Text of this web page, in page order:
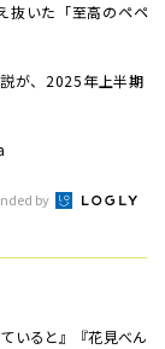
抜いた「至高のペペ
が、2025年上半期
by
いると』『花見べん